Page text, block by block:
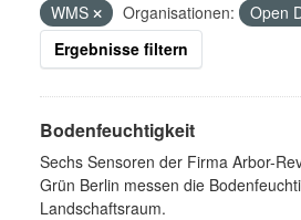
WMS
Organisationen:
Open
Ergebnisse filtern
Bodenfeuchtigkeit
Sechs Sensoren der Firma Arbor-
Grün Berlin messen die
Landschaftsraum.